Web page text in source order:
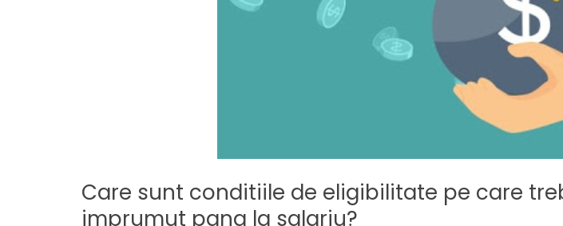
Care sunt conditiile de eligibilitate pe care
imprumut pana la salariu?